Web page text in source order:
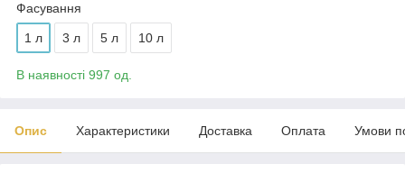
Фасування
1 л 3 л 5 л 10 л
В наявності 997 од.
Опис Характеристики Доставка Оплата Умови